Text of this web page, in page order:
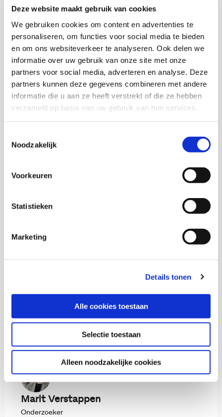
Deze website maakt gebruik van cookies
We gebruiken cookies om content en advertenties te
personaliseren, om functies voor social media te bieden
en om ons websiteverkeer te analyseren. Ook delen we
informatie over uw gebruik van onze site met onze
partners voor social media, adverteren en analyse. Deze
partners kunnen deze gegevens combineren met andere
informatie die u aan ze heeft verstrekt of die ze hebben
verzameld op basis van uw gebruik van hun services.
Noodzakelijk
Voorkeuren
Statistieken
Marketing
Details tonen
Alle cookies toestaan
Selectie toestaan
Alleen noodzakelijke cookies
kleinschalige initiatieven kunnen aan landelijke
voor mensen met complexe ondersteuningsbehoeften.
Het Platform Werk Inclusief Beperking als geheel wil
daarom een rol blijven spelen bij het over het voetlicht
brengen van de mogelijkheden voor werk voor de
mensen met psychische kwetsbaarheden of een
verstandelijke beperking.
Senior onderzoeker en Hoofd onderzoeksgroep
Marit Verstappen
Onderzoeker